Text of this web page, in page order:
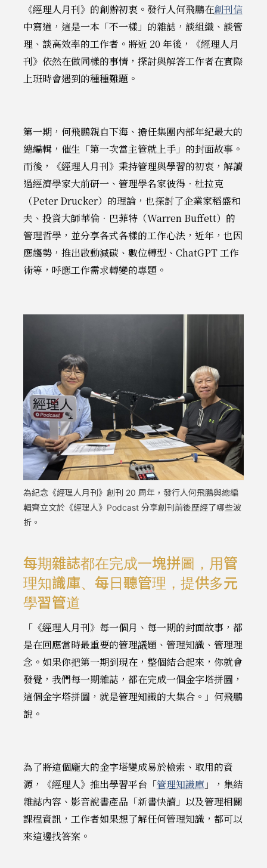
《經理人月刊》的創辦初衷。發行人何飛鵬在創刊信
中寫道，這是一本「不一樣」的雜誌，談組織、談管
理、談高效率的工作者。將近 20 年後，《經理人月
刊》依然在做同樣的事情，探討與解答工作者在實際
上班時會遇到的種種難題。
第一期，何飛鵬親自下海、擔任集團內部年紀最大的
總編輯，催生「第一次當主管就上手」的封面故事。
而後，《經理人月刊》秉持管理與學習的初衷，解讀
過經濟學家大前研一、管理學名家彼得．杜拉克
（Peter Drucker）的理論，也探討了企業家稻盛和
夫、投資大師華倫．巴菲特（Warren Buffett）的
管理哲學，並分享各式各樣的工作心法，近年，也因
應趨勢，推出啟動減碳、數位轉型、ChatGPT 工作
術等，呼應工作需求轉變的專題。
為紀念《經理人月刊》創刊 20 周年，發行人何飛鵬與總編
輯齊立文於《經理人》Podcast 分享創刊前後歷經了哪些波
折。
每期雜誌都在完成一塊拼圖，用管
理知識庫、每日聽管理，提供多元
學習管道
「《經理人月刊》每一個月、每一期的封面故事，都
是在回應當時最重要的管理議題、管理知識、管理理
念。如果你把第一期到現在，整個結合起來，你就會
發覺，我們每一期雜誌，都在完成一個金字塔拼圖，
這個金字塔拼圖，就是管理知識的大集合。」何飛鵬
說。
為了將這個龐大的金字塔變成易於檢索、取用的資
源，《經理人》推出學習平台「管理知識庫」，集結
雜誌內容、影音說書產品「新書快讀」以及管理相關
課程資訊，工作者如果想了解任何管理知識，都可以
來這邊找答案。